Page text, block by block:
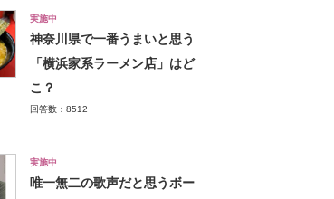
実施中
神奈川県で一番うまいと思う
「横浜家系ラーメン店」はど
こ？
回答数：8512
実施中
唯一無二の歌声だと思うボー